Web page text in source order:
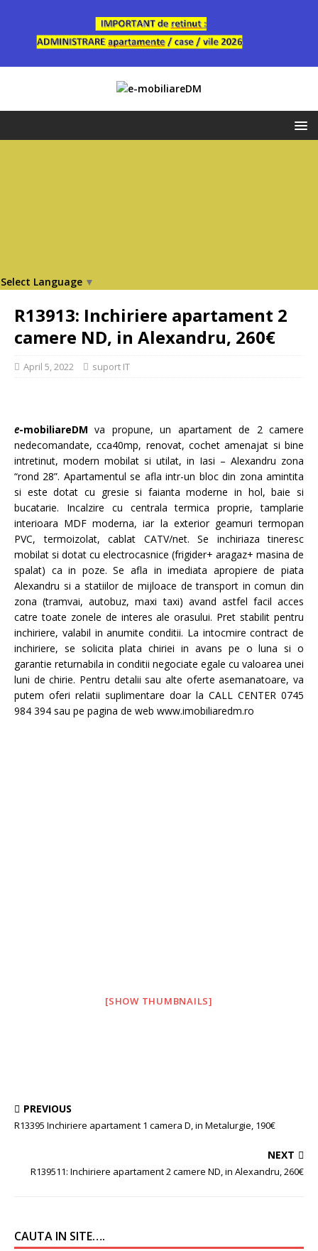
Select Language ▼
R13913: Inchiriere apartament 2
camere ND, in Alexandru, 260€
April 5, 2022 suport IT
e-mobiliareDM va propune, un apartament de 2 camere
nedecomandate, cca40mp, renovat, cochet amenajat si bine
intretinut, modern mobilat si utilat, in Iasi – Alexandru zona
“rond 28”. Apartamentul se afla intr-un bloc din zona amintita
si este dotat cu gresie si faianta moderne in hol, baie si
bucatarie. Incalzire cu centrala termica proprie, tamplarie
interioara MDF moderna, iar la exterior geamuri termopan
PVC, termoizolat, cablat CATV/net. Se inchiriaza tineresc
mobilat si dotat cu electrocasnice (frigider+ aragaz+ masina de
spalat) ca in poze. Se afla in imediata apropiere de piata
Alexandru si a statiilor de mijloace de transport in comun din
zona (tramvai, autobuz, maxi taxi) avand astfel facil acces
catre toate zonele de interes ale orasului. Pret stabilit pentru
inchiriere, valabil in anumite conditii. La intocmire contract de
inchiriere, se solicita plata chiriei in avans pe o luna si o
garantie returnabila in conditii negociate egale cu valoarea unei
luni de chirie. Pentru detalii sau alte oferte asemanatoare, va
putem oferi relatii suplimentare doar la CALL CENTER 0745
984 394 sau pe pagina de web www.imobiliaredm.ro
[SHOW THUMBNAILS]
PREVIOUS
R13395 Inchiriere apartament 1 camera D, in Metalurgie, 190€
NEXT
R139511: Inchiriere apartament 2 camere ND, in Alexandru, 260€
CAUTA IN SITE….